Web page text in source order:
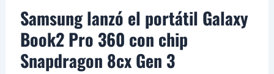
Samsung lanzó el portátil Galaxy
Book2 Pro 360 con chip
Snapdragon 8cx Gen 3